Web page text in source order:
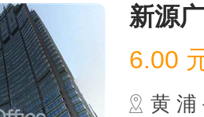
新源
6.00
黄 浦